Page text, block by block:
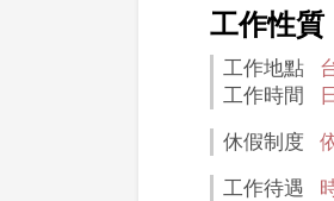
工作性質
工作地點
工作時間
休假制度
工作待遇